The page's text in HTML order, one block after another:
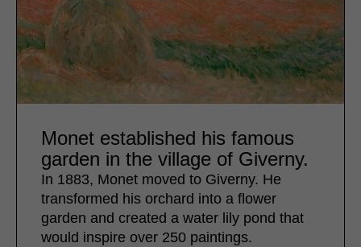
Monet established his famous
garden in the village of Giverny.
In 1883, Monet moved to Giverny. He
transformed his orchard into a flower
garden and created a water lily pond that
would inspire over 250 paintings.